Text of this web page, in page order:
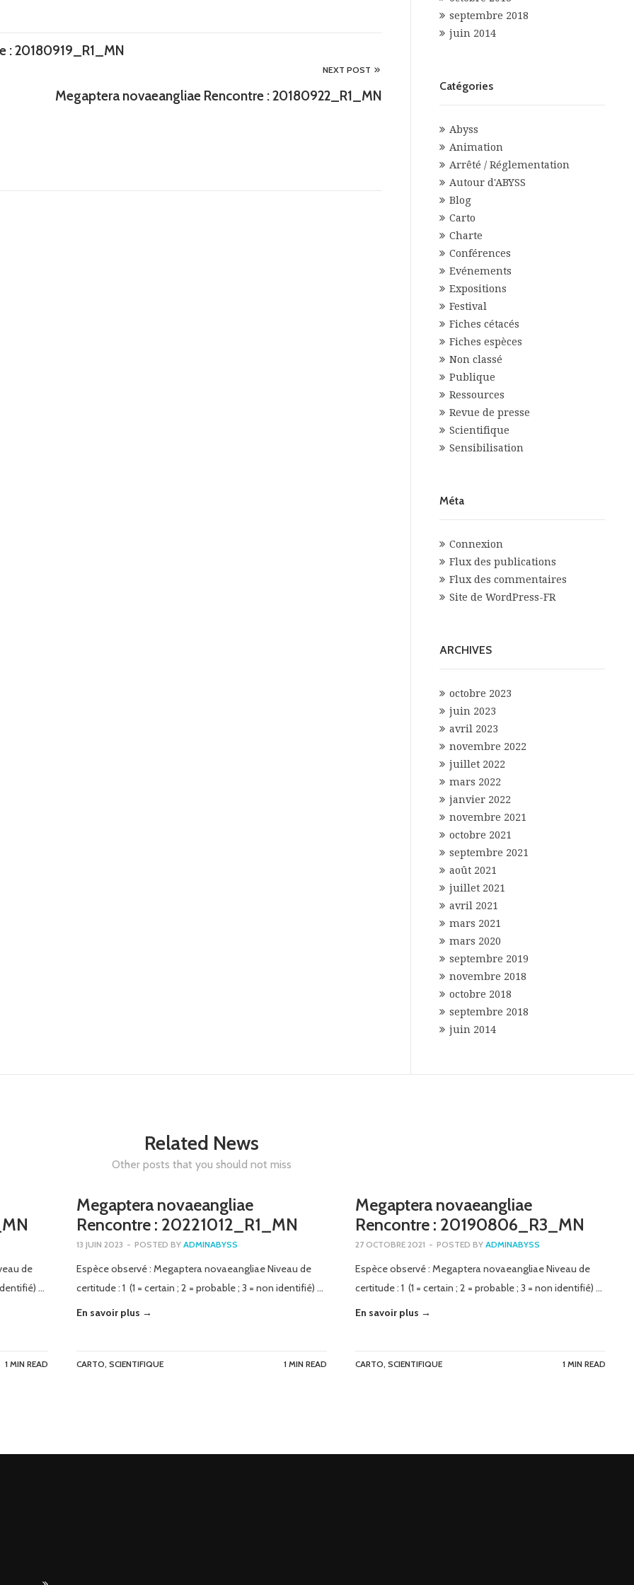
: 20180919_R1_MN
NEXT POST
Megaptera novaeangliae Rencontre : 20180922_R1_MN
septembre 2018
juin 2014
Catégories
Abyss
Animation
Arrêté / Réglementation
Autour d'ABYSS
Blog
Carto
Charte
Conférences
Evénements
Expositions
Festival
Fiches cétacés
Fiches espèces
Non classé
Publique
Ressources
Revue de presse
Scientifique
Sensibilisation
Méta
Connexion
Flux des publications
Flux des commentaires
Site de WordPress-FR
ARCHIVES
octobre 2023
juin 2023
avril 2023
novembre 2022
juillet 2022
mars 2022
janvier 2022
novembre 2021
octobre 2021
septembre 2021
août 2021
juillet 2021
avril 2021
mars 2021
mars 2020
septembre 2019
novembre 2018
octobre 2018
septembre 2018
juin 2014
Related News
Other posts that you should not miss
de
…
1 MIN READ
Megaptera novaeangliae
Rencontre : 20221012_R1_MN
13 JUIN 2023 - POSTED BY ADMINABYSS
Espèce observé : Megaptera novaeangliae Niveau de
certitude : 1 (1 = certain ; 2 = probable ; 3 = non identifié) …
En savoir plus →
CARTO, SCIENTIFIQUE 1 MIN READ
Megaptera novaeangliae
Rencontre : 20190806_R3_MN
27 OCTOBRE 2021 - POSTED BY ADMINABYSS
Espèce observé : Megaptera novaeangliae Niveau de
certitude : 1 (1 = certain ; 2 = probable ; 3 = non identifié) …
En savoir plus →
CARTO, SCIENTIFIQUE 1 MIN READ